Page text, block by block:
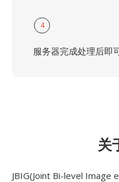
4
服务器完成处理后即
关
JBIG(Joint Bi-level Image